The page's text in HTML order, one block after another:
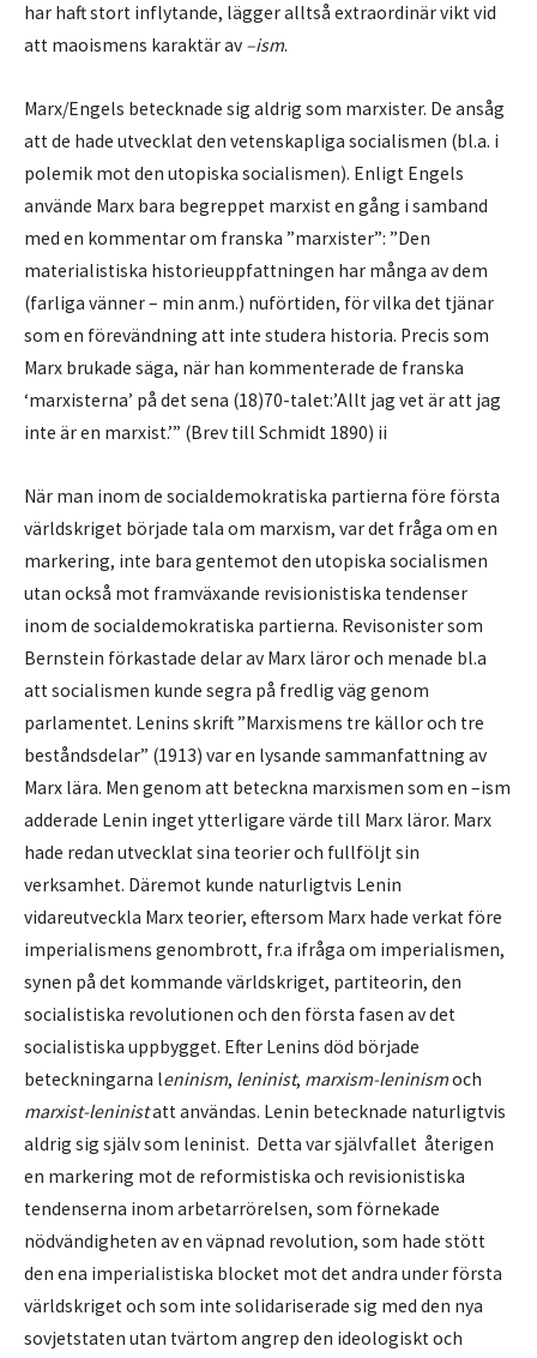
har haft stort inflytande, lägger alltså extraordinär vikt vid
att maoismens karaktär av –ism.
Marx/Engels betecknade sig aldrig som marxister. De ansåg
att de hade utvecklat den vetenskapliga socialismen (bl.a. i
polemik mot den utopiska socialismen). Enligt Engels
använde Marx bara begreppet marxist en gång i samband
med en kommentar om franska ”marxister”: ”Den
materialistiska historieuppfattningen har många av dem
(farliga vänner – min anm.) nuförtiden, för vilka det tjänar
som en förevändning att inte studera historia. Precis som
Marx brukade säga, när han kommenterade de franska
‘marxisterna’ på det sena (18)70-talet:’Allt jag vet är att jag
inte är en marxist.’” (Brev till Schmidt 1890) ii
När man inom de socialdemokratiska partierna före första
världskriget började tala om marxism, var det fråga om en
markering, inte bara gentemot den utopiska socialismen
utan också mot framväxande revisionistiska tendenser
inom de socialdemokratiska partierna. Revisonister som
Bernstein förkastade delar av Marx läror och menade bl.a
att socialismen kunde segra på fredlig väg genom
parlamentet. Lenins skrift ”Marxismens tre källor och tre
beståndsdelar” (1913) var en lysande sammanfattning av
Marx lära. Men genom att beteckna marxismen som en –ism
adderade Lenin inget ytterligare värde till Marx läror. Marx
hade redan utvecklat sina teorier och fullföljt sin
verksamhet. Däremot kunde naturligtvis Lenin
vidareutveckla Marx teorier, eftersom Marx hade verkat före
imperialismens genombrott, fr.a ifråga om imperialismen,
synen på det kommande världskriget, partiteorin, den
socialistiska revolutionen och den första fasen av det
socialistiska uppbygget. Efter Lenins död började
beteckningarna leninism, leninist, marxism-leninismoch
marxist-leninistatt användas. Lenin betecknade naturligtvis
aldrig sig själv som leninist. Detta var självfallet återigen
en markering mot de reformistiska och revisionistiska
tendenserna inom arbetarrörelsen, som förnekade
nödvändigheten av en väpnad revolution, som hade stött
den ena imperialistiska blocket mot det andra under första
världskriget och som inte solidariserade sig med den nya
sovjetstaten utan tvärtom angrep den ideologiskt och